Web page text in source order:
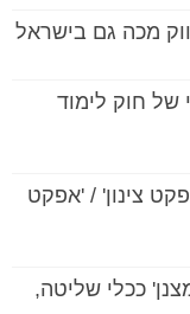
מכה גם בישראל
של חוק לימוד
צינון' / 'אפקט
ככלי שליטה,